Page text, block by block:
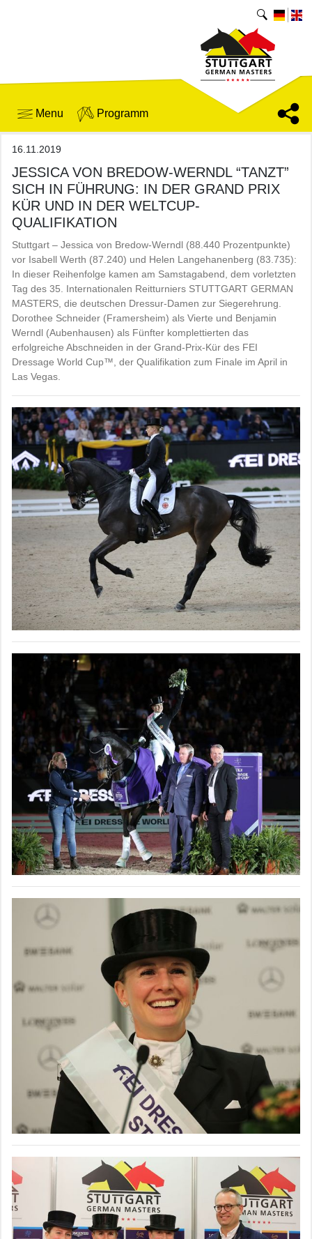
Menu Programm
16.11.2019
JESSICA VON BREDOW-WERNDL “TANZT”
SICH IN FÜHRUNG: IN DER GRAND PRIX
KÜR UND IN DER WELTCUP-
QUALIFIKATION
Stuttgart – Jessica von Bredow-Werndl (88.440 Prozentpunkte)
vor Isabell Werth (87.240) und Helen Langehanenberg (83.735):
In dieser Reihenfolge kamen am Samstagabend, dem vorletzten
Tag des 35. Internationalen Reitturniers STUTTGART GERMAN
MASTERS, die deutschen Dressur-Damen zur Siegerehrung.
Dorothee Schneider (Framersheim) als Vierte und Benjamin
Werndl (Aubenhausen) als Fünfter komplettierten das
erfolgreiche Abschneiden in der Grand-Prix-Kür des FEI
Dressage World Cup™, der Qualifikation zum Finale im April in
Las Vegas.